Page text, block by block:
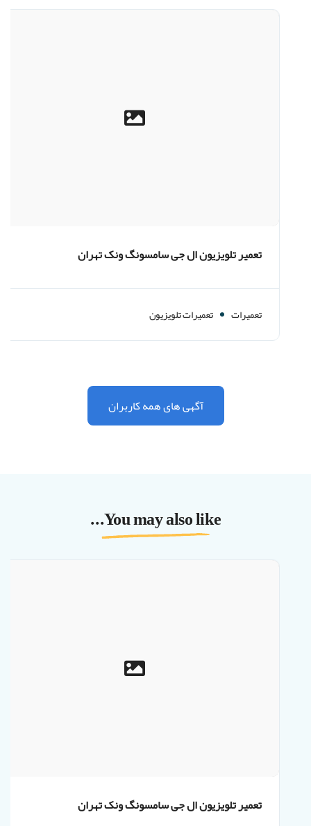
تعمیر تلویزیون ال جی سامسونگ ونک تهران
تعمیرات تعمیرات تلویزیون
آگهی های همه کاربران
You may also like...
تعمیر تلویزیون ال جی سامسونگ ونک تهران